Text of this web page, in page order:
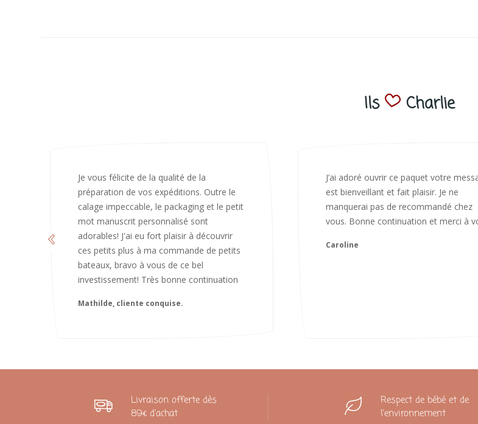
Ils Charlie
J’ai adoré ouvrir ce paquet votre message
est bienveillant et fait plaisir. Je ne
manquerai pas de recommandé chez
vous. Bonne continuation et merci à vous.
Bonjour Nadia Bien reçu le colis auj,
magnifique colis. L'emballage est
magnifique. Très contente des animaux.
Je recommanderai sans hésiter 😍
Camille
Livraison offerte dès
89€ d'achat
Respect de bébé et de
l'environnement